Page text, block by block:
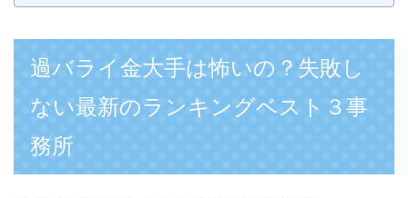
過バライ金大手は怖いの？失敗し
ない最新のランキングベスト３事
務所